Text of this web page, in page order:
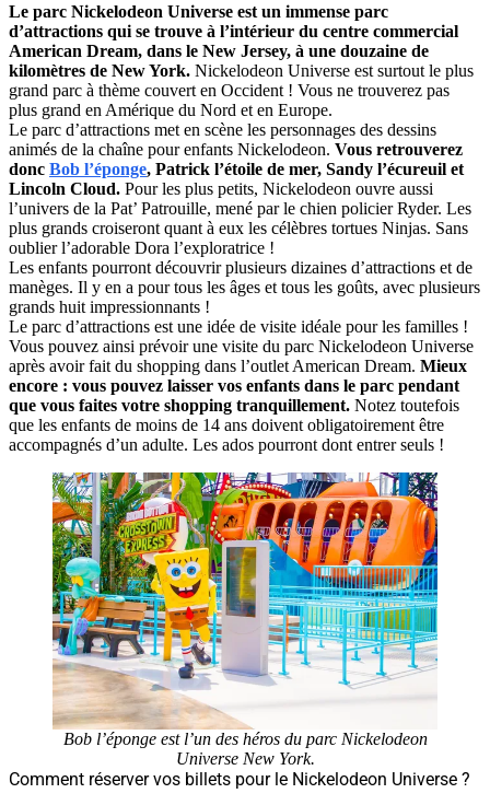
Le parc Nickelodeon Universe est un immense parc
d’attractions qui se trouve à l’intérieur du centre commercial
American Dream, dans le New Jersey, à une douzaine de
kilomètres de New York. Nickelodeon Universe est surtout le plus
grand parc à thème couvert en Occident ! Vous ne trouverez pas
plus grand en Amérique du Nord et en Europe.
Le parc d’attractions met en scène les personnages des dessins
animés de la chaîne pour enfants Nickelodeon. Vous retrouverez
donc Bob l’éponge, Patrick l’étoile de mer, Sandy l’écureuil et
Lincoln Cloud. Pour les plus petits, Nickelodeon ouvre aussi
l’univers de la Pat’ Patrouille, mené par le chien policier Ryder. Les
plus grands croiseront quant à eux les célèbres tortues Ninjas. Sans
oublier l’adorable Dora l’exploratrice !
Les enfants pourront découvrir plusieurs dizaines d’attractions et de
manèges. Il y en a pour tous les âges et tous les goûts, avec plusieurs
grands huit impressionnants !
Le parc d’attractions est une idée de visite idéale pour les familles !
Vous pouvez ainsi prévoir une visite du parc Nickelodeon Universe
après avoir fait du shopping dans l’outlet American Dream. Mieux
encore : vous pouvez laisser vos enfants dans le parc pendant
que vous faites votre shopping tranquillement. Notez toutefois
que les enfants de moins de 14 ans doivent obligatoirement être
accompagnés d’un adulte. Les ados pourront dont entrer seuls !
Bob l’éponge est l’un des héros du parc Nickelodeon
Universe New York.
Comment réserver vos billets pour le Nickelodeon Universe ?